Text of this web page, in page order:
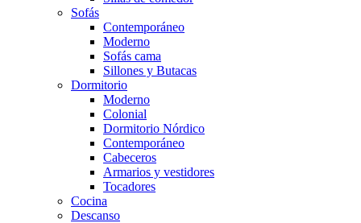
Sofás
Contemporáneo
Moderno
Sofás cama
Sillones y Butacas
Dormitorio
Moderno
Colonial
Dormitorio Nórdico
Contemporáneo
Cabeceros
Armarios y vestidores
Tocadores
Cocina
Descanso